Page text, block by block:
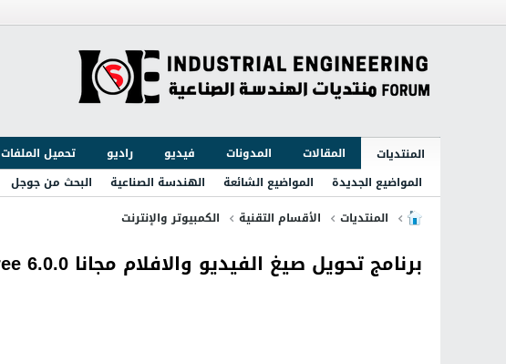
المنتديات المقالات المدونات فيديو راديو تحميل الملفات
المواضيع الجديدة
المواضيع الشائعة الهندسة الصناعية
البحث من جوجل
المنتديات
الأقسام التقنية الكمبيوتر والإنترنت
برنامج تحويل صيغ الفيديو والافلام مجانا Any Video Converter Free 6.0.0